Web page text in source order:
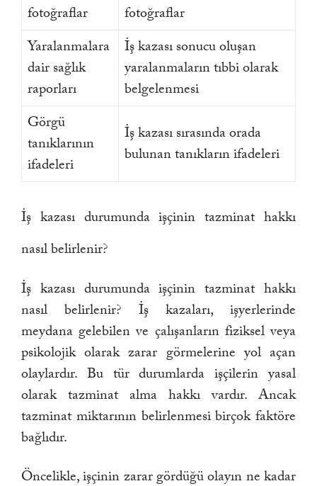
fotoğraflar
fotoğraflar
Yaralanmalara
dair sağlık
raporları
İş kazası sonucu oluşan
yaralanmaların tıbbi olarak
belgelenmesi
Görgü
tanıklarının
ifadeleri
İş kazası sırasında orada
bulunan tanıkların ifadeleri
İş kazası durumunda işçinin tazminat hakkı
nasıl belirlenir?
İş kazası durumunda işçinin tazminat hakkı
nasıl belirlenir? İş kazaları, işyerlerinde
meydana gelebilen ve çalışanların fiziksel veya
psikolojik olarak zarar görmelerine yol açan
olaylardır. Bu tür durumlarda işçilerin yasal
olarak tazminat alma hakkı vardır. Ancak
tazminat miktarının belirlenmesi birçok faktöre
bağlıdır.
Öncelikle, işçinin zarar gördüğü olayın ne kadar